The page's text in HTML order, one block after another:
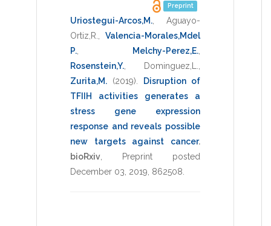
Preprint
Uriostegui-Arcos,M.
Aguayo-
Ortiz,R.
Valencia-Morales,Mdel
P.
Melchy-Perez,E.
Rosenstein,Y.
Dominguez,L.
Zurita,M.
(2019)
Disruption of
TFIIH activities generates a
stress gene expression
response and reveals possible
new targets against cancer.
bioRxiv
Preprint posted
December 03, 2019 862508